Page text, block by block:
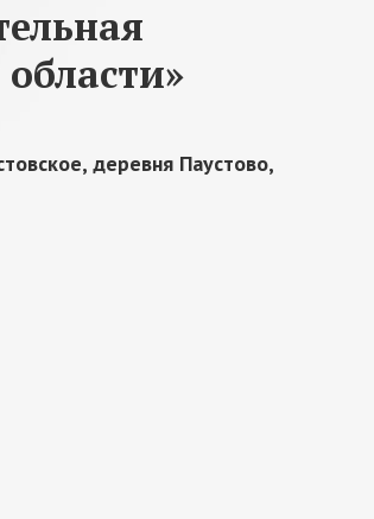
деревня Паустово,